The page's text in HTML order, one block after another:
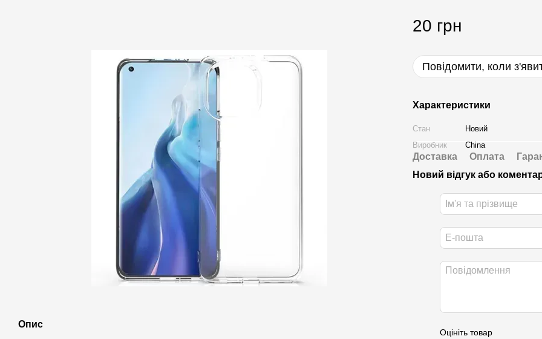
Опис
20 грн
Повідомити, коли
Характеристики
Стан
Новий
Виробник
China
Доставка Оплата
Новий відгук або
Оцініть товар